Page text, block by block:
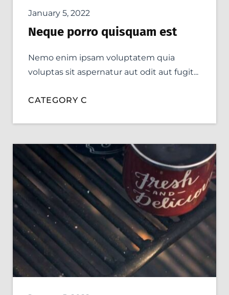
January 5, 2022
Neque porro quisquam est
Nemo enim ipsam voluptatem quia
voluptas sit aspernatur aut odit aut fugit...
CATEGORY C